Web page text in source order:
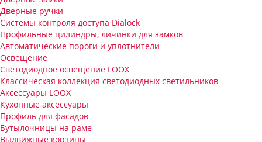
Дверные ручки
Системы контроля доступа Dialock
Профильные цилиндры, личинки для замков
Автоматические пороги и уплотнители
Освещение
Светодиодное освещение LOOX
Классическая коллекция светодиодных светильников
Аксессуары LOOX
Кухонные аксессуары
Профиль для фасадов
Бутылочницы на раме
Выдвижные корзины